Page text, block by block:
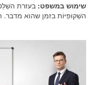
שימוש במשפט: בעזרת
השְׁקוּפִיּוֹת בזמן שהוא מדבר.